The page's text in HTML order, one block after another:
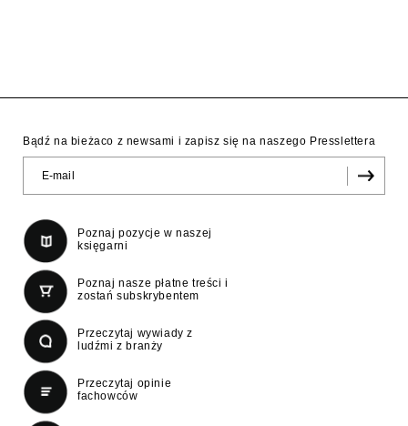
Bądź na bieżaco z newsami i zapisz się na naszego Presslettera
Poznaj pozycje w naszej
księgarni
Poznaj nasze płatne treści i
zostań subskrybentem
Przeczytaj wywiady z
ludźmi z branży
Przeczytaj opinie
fachowców